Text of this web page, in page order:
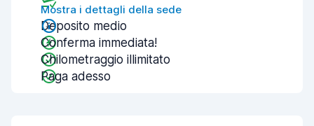
Mostra i dettagli della sede
Deposito medio
Conferma immediata!
Chilometraggio illimitato
Paga adesso